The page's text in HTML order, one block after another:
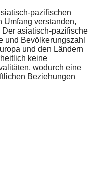
pazifischen
Umfang verstanden,
asiatisch-pazifische
und Bevölkerungszahl
und den Ländern
keine
wodurch eine
Beziehungen